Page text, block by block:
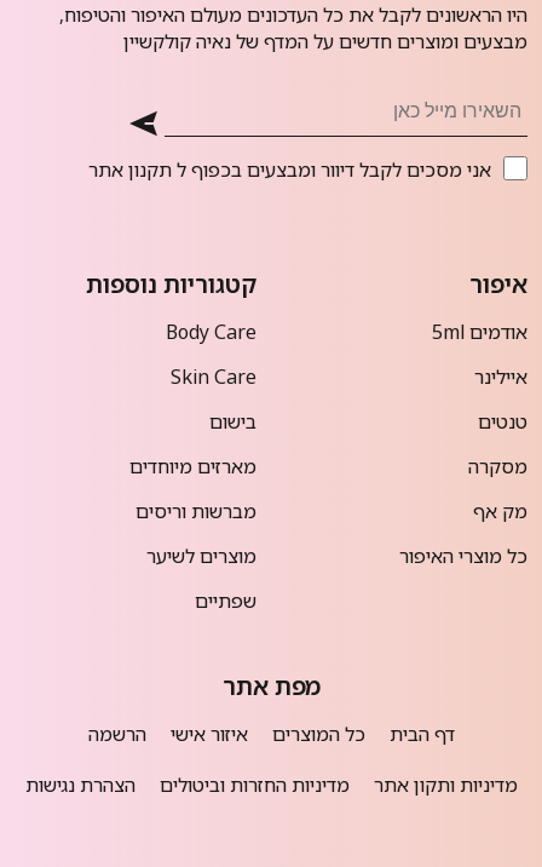
היו הראשונים לקבל את כל העדכונים מעולם האיפור והטיפוח,
מבצעים ומוצרים חדשים על המדף של נאיה קולקשיין
אני מסכים לקבל דיוור ומבצעים בכפוף לתקנון אתר
איפור
אודמים 5ml
איילינר
טנטים
מסקרה
מק אף
כל מוצרי האיפור
קטגוריות נוספות
Body Care
Skin Care
בישום
מארזים מיוחדים
מברשות וריסים
מוצרים לשיער
שפתיים
מפת אתר
דף הבית כל המוצרים איזור אישי
הרשמה
מדיניות ותקון אתר
מדיניות החזרות וביטולים הצהרת נגישות